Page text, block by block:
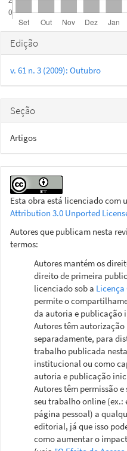
Detalhes
do
artigo
Edição
v. 61 n. 3 (2009): Outubro
Seção
Artigos
Esta obra está licenciado com
Attribution 3.0 Unported
Autores que publicam nesta
termos:
Autores mantém os
direito de primeira
licenciado sob a
permite o
da autoria e publicação
Autores têm
separadamente, para
trabalho publicada
institucional ou como
autoria e publicação
Autores têm permissão
seu trabalho online
página pessoal) a
editorial, já que isso
como aumentar o